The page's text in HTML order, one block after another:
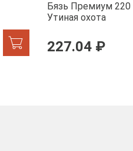
Бязь Премиум 220
Утиная охота
227.04 ₽